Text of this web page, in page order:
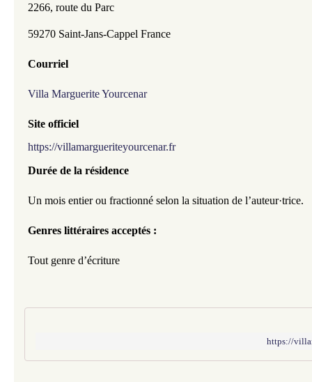
2266, route du Parc
59270 Saint-Jans-Cappel France
Courriel
Villa Marguerite Yourcenar
Site officiel
https://villamargueriteyourcenar.fr
Durée de la résidence
Un mois entier ou fractionné selon la situation de l’auteur·trice.
Genres littéraires acceptés :
Tout genre d’écriture
https://